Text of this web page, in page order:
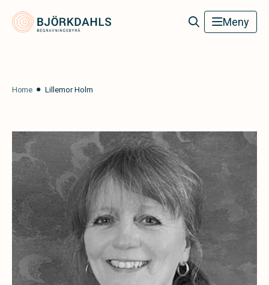
Björkdahls Begravningsbyrå Meny
Home Lillemor Holm